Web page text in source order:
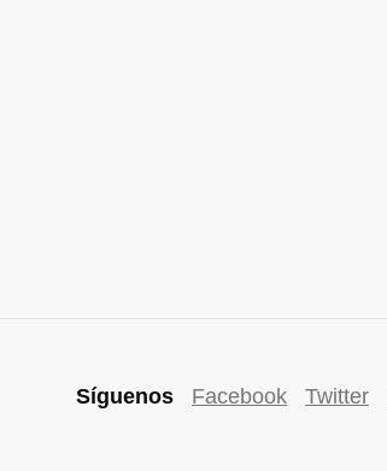
Síguenos Facebook Twitter